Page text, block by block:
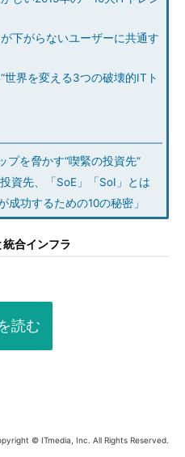
下がらないユーザーに共通す
世界を変える3つの破壊的ITト
プを脅かす“喫緊の投資先”
資先、「SoE」「SoI」とは
成功するための10の秘密」
合インフラ
読む
© ITmedia, Inc. All Rights Reserved.